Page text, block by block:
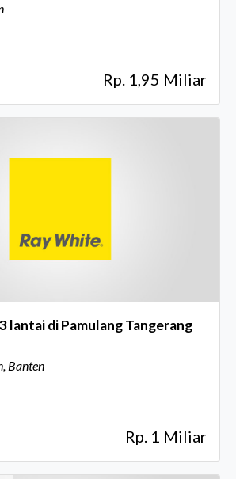
Rp. 1,95 Miliar
lantai di Pamulang Tangerang
Banten
Rp. 1 Miliar